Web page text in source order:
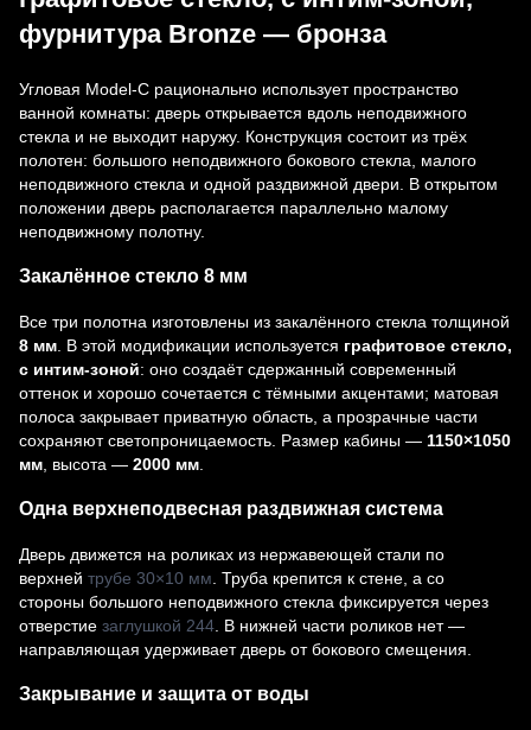
фурнитура Bronze — бронза
Угловая Model-C рационально использует пространство
ванной комнаты: дверь открывается вдоль неподвижного
стекла и не выходит наружу. Конструкция состоит из трёх
полотен: большого неподвижного бокового стекла, малого
неподвижного стекла и одной раздвижной двери. В открытом
положении дверь располагается параллельно малому
неподвижному полотну.
Закалённое стекло 8 мм
Все три полотна изготовлены из закалённого стекла толщиной
8 мм . В этой модификации используется графитовое стекло,
с интим-зоной: оно создаёт сдержанный современный
оттенок и хорошо сочетается с тёмными акцентами; матовая
полоса закрывает приватную область, а прозрачные части
сохраняют светопроницаемость. Размер кабины — 1150×1050
мм , высота — 2000 мм
Одна верхнеподвесная раздвижная система
Дверь движется на роликах из нержавеющей стали по
верхней трубе 30×10 мм . Труба крепится к стене, а со
стороны большого неподвижного стекла фиксируется через
отверстие заглушкой 244 . В нижней части роликов нет —
направляющая удерживает дверь от бокового смещения.
Закрывание и защита от воды